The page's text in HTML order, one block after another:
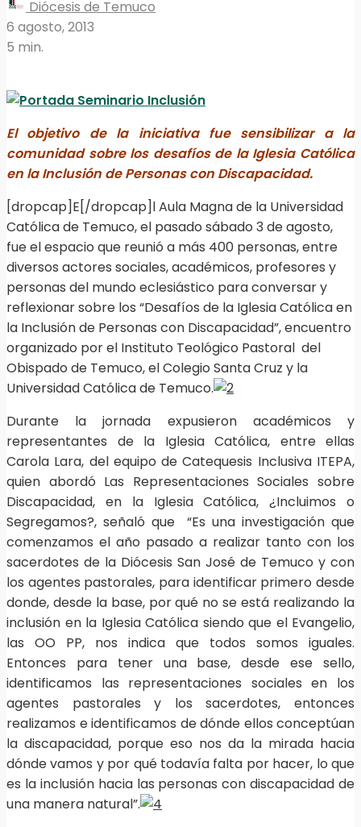
Diócesis de Temuco
6 agosto, 2013
5 min.
El objetivo de la iniciativa fue sensibilizar a la
comunidad sobre los desafíos de la Iglesia Católica
en la Inclusión de Personas con Discapacidad.
[dropcap]E[/dropcap]l Aula Magna de la Universidad
Católica de Temuco, el pasado sábado 3 de agosto,
fue el espacio que reunió a más 400 personas, entre
diversos actores sociales, académicos, profesores y
personas del mundo eclesiástico para conversar y
reflexionar sobre los “Desafíos de la Iglesia Católica en
la Inclusión de Personas con Discapacidad”, encuentro
organizado por el Instituto Teológico Pastoral del
Obispado de Temuco, el Colegio Santa Cruz y la
Universidad Católica de Temuco.
Durante la jornada expusieron académicos y
representantes de la Iglesia Católica, entre ellas
Carola Lara, del equipo de Catequesis Inclusiva ITEPA,
quien abordó Las Representaciones Sociales sobre
Discapacidad, en la Iglesia Católica, ¿Incluimos o
Segregamos?, señaló que “Es una investigación que
comenzamos el año pasado a realizar tanto con los
sacerdotes de la Diócesis San José de Temuco y con
los agentes pastorales, para identificar primero desde
donde, desde la base, por qué no se está realizando la
inclusión en la Iglesia Católica siendo que el Evangelio,
las OO PP, nos indica que todos somos iguales.
Entonces para tener una base, desde ese sello,
identificamos las representaciones sociales en los
agentes pastorales y los sacerdotes, entonces
realizamos e identificamos de dónde ellos conceptúan
la discapacidad, porque eso nos da la mirada hacia
dónde vamos y por qué todavía falta por hacer, lo que
es la inclusión hacia las personas con discapacidad de
una manera natural”.